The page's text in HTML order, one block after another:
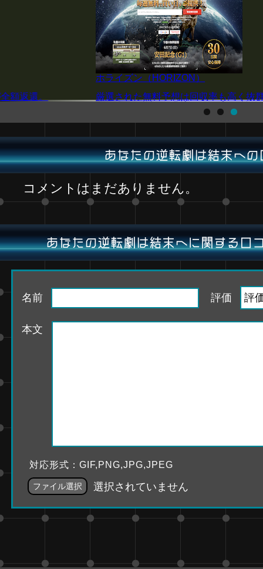
群の精度を誇る！
P4
注目の阪神JF(G1)を厳選予想！
あなたの逆転劇は結末への
コメントはまだありません。
あなたの逆転劇は結末へに関する口
名前 評価
本文
対応形式：GIF,PNG,JPG,JPEG
ファイル選択 選択されていません